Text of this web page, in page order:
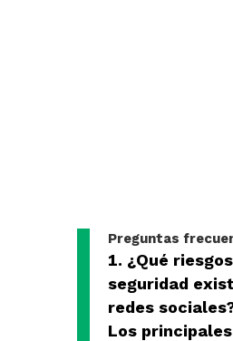
Preguntas
¿Qué
seguridad
redes
Los